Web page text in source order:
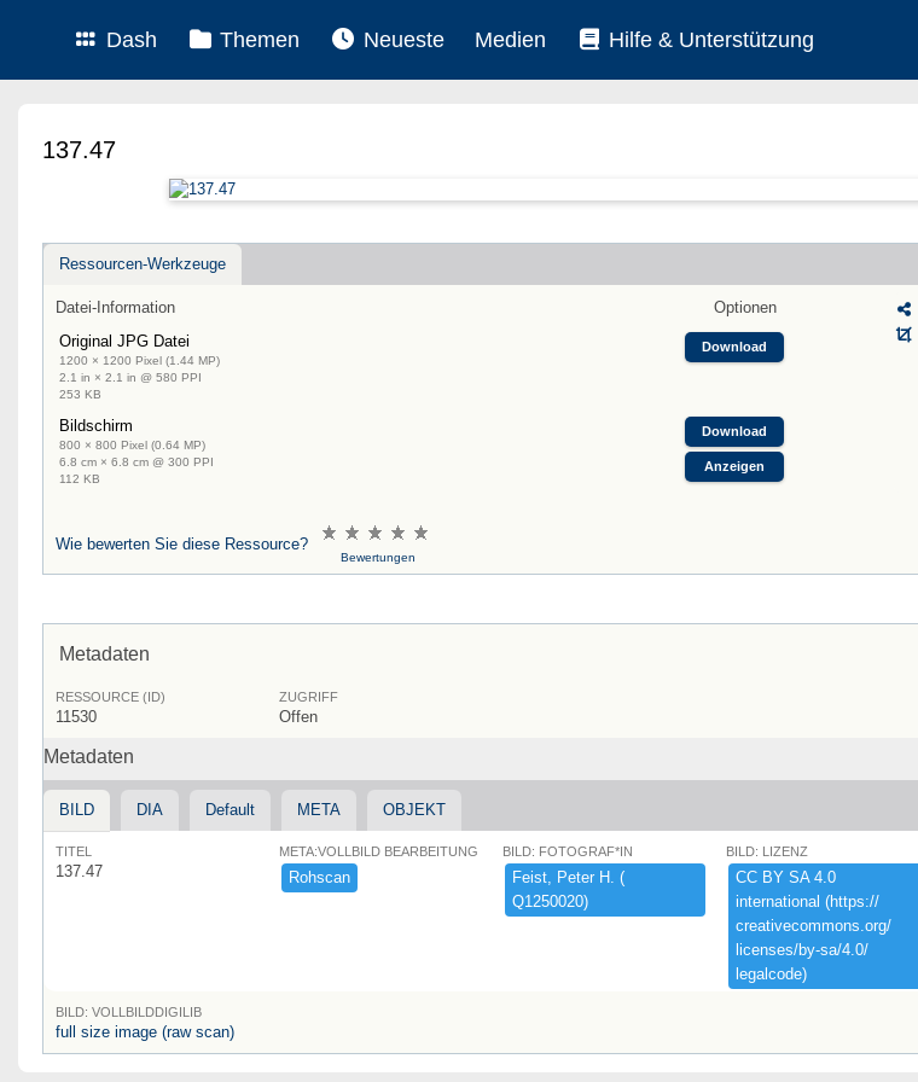
Dash Themen Neueste Medien Hilfe & Unterstützung
137.47
Ressourcen-Werkzeuge
Datei-Information
Optionen
Original JPG Datei
1200 × 1200 Pixel (1.44 MP)
2.1 in × 2.1 in @ 580 PPI
253 KB
Download
Bildschirm
800 × 800 Pixel (0.64 MP)
6.8 cm × 6.8 cm @ 300 PPI
112 KB
Download
Anzeigen
Wie bewerten Sie diese Ressource?
Bewertungen
Metadaten
RESSOURCE (ID)
11530
ZUGRIFF
Offen
Metadaten
BILD DIA Default META OBJEKT
TITEL
137.47
META:VOLLBILD BEARBEITUNG
Rohscan
BILD: FOTOGRAF*IN
Feist,​ ​Peter ​H.​ ​(​
Q1250020)​
BILD: LIZENZ
CC ​BY ​SA ​4.​0 ​
international ​(​https:​/​/​
creativecommons.​org/​
licenses/​by-​sa/​4.​0/​
legalcode)​
BILD: VOLLBILDDIGILIB
full size image (raw scan)